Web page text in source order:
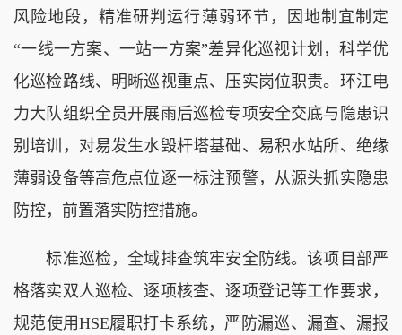
风险地段，精准研判运行薄弱环节，因地制宜制定
“一线一方案、一站一方案”差异化巡视计划，科学优
化巡检路线、明晰巡视重点、压实岗位职责。环江电
力大队组织全员开展雨后巡检专项安全交底与隐患识
别培训，对易发生水毁杆塔基础、易积水站所、绝缘
薄弱设备等高危点位逐一标注预警，从源头抓实隐患
防控，前置落实防控措施。
标准巡检，全域排查筑牢安全防线。该项目部严
格落实双人巡检、逐项核查、逐项登记等工作要求，
规范使用HSE履职打卡系统，严防漏巡、漏查、漏报